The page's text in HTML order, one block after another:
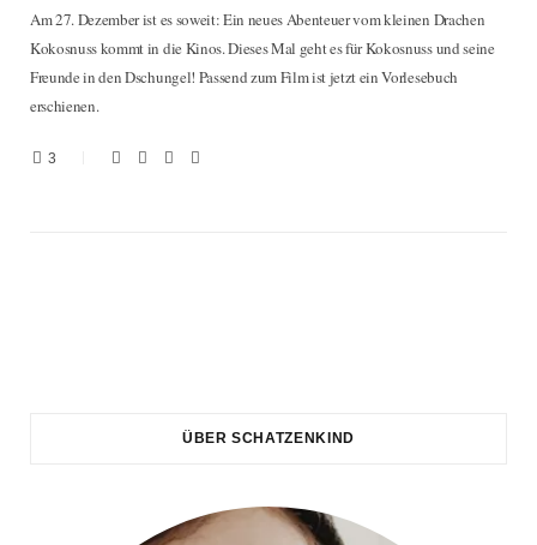
Am 27. Dezember ist es soweit: Ein neues Abenteuer vom kleinen Drachen
Kokosnuss kommt in die Kinos. Dieses Mal geht es für Kokosnuss und seine
Freunde in den Dschungel! Passend zum Film ist jetzt ein Vorlesebuch
erschienen.
3
ÜBER SCHATZENKIND